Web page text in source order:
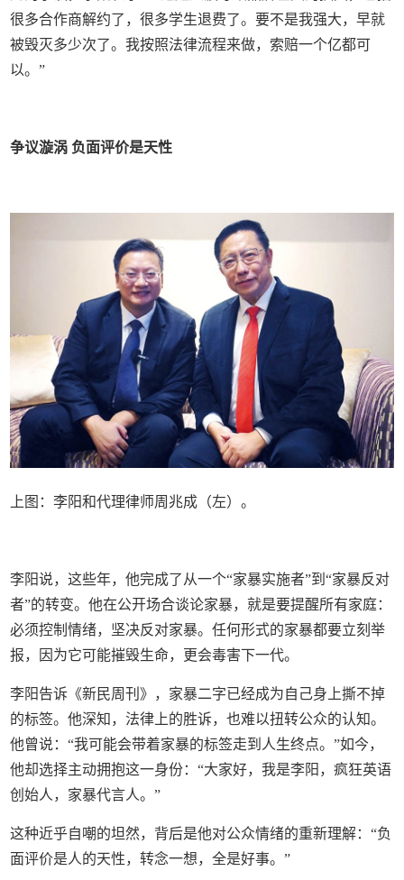
很多合作商解约了，很多学生退费了。要不是我强大，早就
被毁灭多少次了。我按照法律流程来做，索赔一个亿都可
以。”
争议漩涡 负面评价是天性
上图：李阳和代理律师周兆成（左）。
李阳说，这些年，他完成了从一个“家暴实施者”到“家暴反对
者”的转变。他在公开场合谈论家暴，就是要提醒所有家庭：
必须控制情绪，坚决反对家暴。任何形式的家暴都要立刻举
报，因为它可能摧毁生命，更会毒害下一代。
李阳告诉《新民周刊》，家暴二字已经成为自己身上撕不掉
的标签。他深知，法律上的胜诉，也难以扭转公众的认知。
他曾说：“我可能会带着家暴的标签走到人生终点。”如今，
他却选择主动拥抱这一身份：“大家好，我是李阳，疯狂英语
创始人，家暴代言人。”
这种近乎自嘲的坦然，背后是他对公众情绪的重新理解：“负
面评价是人的天性，转念一想，全是好事。”